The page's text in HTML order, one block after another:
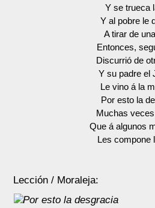
Y se trueca
Y al pobre le
A tirar de
Entonces,
Discurrió de
Y su padre el
Le vino á la
Por esto la
Muchas
Que á algunos
Les compone
Lección / Moraleja:
Por esto la desgracia